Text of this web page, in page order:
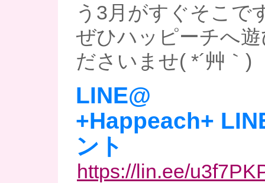
う3月がすぐそこで
ぜひハッピーチへ
ださいませ( *´艸｀)
LINE@
+Happeach+
ント
https://lin.ee/